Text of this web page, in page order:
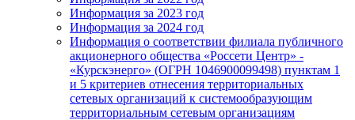
Информация за 2023 год
Информация за 2024 год
Информация о соответствии филиала публичного
акционерного общества «Россети Центр» -
«Курскэнерго» (ОГРН 1046900099498) пунктам 1
и 5 критериев отнесения территориальных
сетевых организаций к системообразующим
территориальным сетевым организациям